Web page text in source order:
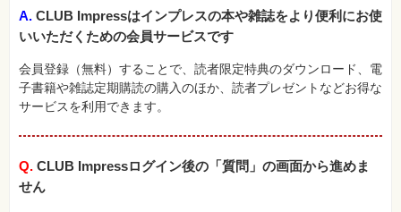
ロ
グ
イ
ン
カ
ー
ト
ズ
⼀
覧
A. CLUB Impressはインプレスの本や雑誌をより便利にお使
いいただくための会員サービスです
会員登録（無料）することで、読者限定特典のダウンロード、電
子書籍や雑誌定期購読の購入のほか、読者プレゼントなどお得な
サービスを利用できます。
Q. CLUB Impressログイン後の「質問」の画面から進めま
せん